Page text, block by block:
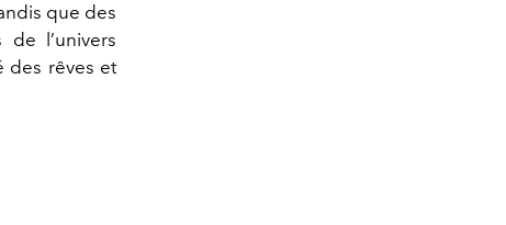
que des
l’univers
des rêves et